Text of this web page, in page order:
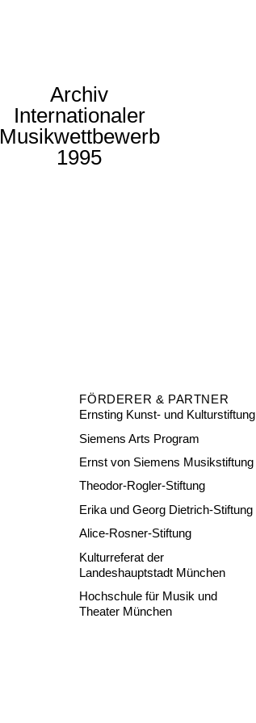
Archiv
Internationaler
Musikwettbewerb
1995
FÖRDERER & PARTNER
Ernsting Kunst- und Kulturstiftung
Siemens Arts Program
Ernst von Siemens Musikstiftung
Theodor-Rogler-Stiftung
Erika und Georg Dietrich-Stiftung
Alice-Rosner-Stiftung
Kulturreferat der
Landeshauptstadt München
Hochschule für Musik und
Theater München